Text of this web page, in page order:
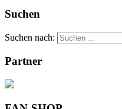
Suchen
Suchen nach:
Partner